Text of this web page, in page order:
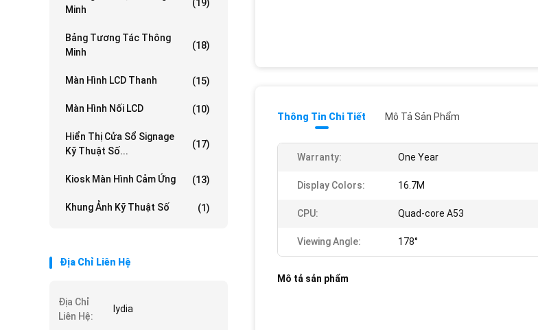
Minh
(19)
Bảng Tương Tác Thông
Minh
(18)
Màn Hình LCD Thanh (15)
Màn Hình Nối LCD (10)
Hiển Thị Cửa Sổ Signage
Kỹ Thuật Số...
(17)
Kiosk Màn Hình Cảm Ứng (13)
Khung Ảnh Kỹ Thuật Số (1)
Địa Chỉ Liên Hệ
Địa Chỉ
Liên Hệ:
lydia
Thông Tin Chi Tiết Mô Tả Sản Phẩm
Warranty: One Year
Display Colors: 16.7M
CPU: Quad-core A53
Viewing Angle: 178°
Mô tả sản phẩm